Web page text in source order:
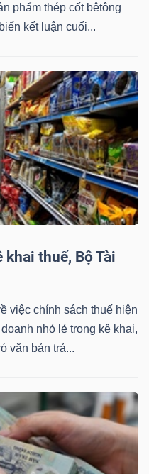
phẩm thép cốt bêtông
kết luận cuối...
thuế, Bộ Tài
việc chính sách thuế hiện
nhỏ lẻ trong kê khai,
văn bản trả...